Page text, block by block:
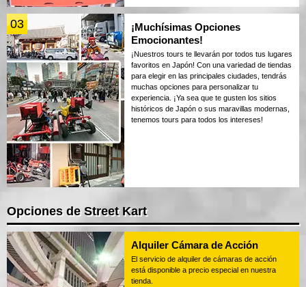
03
¡Muchísimas Opciones
Emocionantes!
¡Nuestros tours te llevarán por todos tus lugares
favoritos en Japón! Con una variedad de tiendas
para elegir en las principales ciudades, tendrás
muchas opciones para personalizar tu
experiencia. ¡Ya sea que te gusten los sitios
históricos de Japón o sus maravillas modernas,
tenemos tours para todos los intereses!
Opciones de Street Kart
Alquiler Cámara de Acción
El servicio de alquiler de cámaras de acción
está disponible a precio especial en nuestra
tienda.